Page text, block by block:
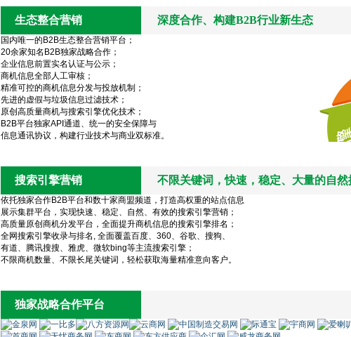
生态整合营销 深度合作、构建B2B行业新生态
国内唯一的B2B生态整合营销平台；
20余家知名B2B独家战略合作；
企业信息前置实名认证与公示；
商机信息全部人工审核；
精准可控的商机信息分发与投放机制；
先进的虚假与垃圾信息过滤技术；
原创高质量商机与搜索引擎优化技术；
B2B平台独家API通道、统一的安全保障与
信息通讯协议，构建行业技术与商业双标准。
搜索引擎营销 不限关键词，快速，稳定、大量的自然
依托独家合作B2B平台和数十家商盟频道，打造高权重的站点信息
展示集群平台，实现快速、稳定、自然、有效的搜索引擎营销；
高质量原创商机分发平台，全面提升商机信息的搜索引擎排名；
全网搜索引擎收录与排名, 全面覆盖百度、360、谷歌、搜狗、
有道、腾讯搜搜、雅虎、微软bing等主流搜索引擎；
不限商机数量、不限长尾关键词，轻松获取海量精准意向客户。
独家战略合作平台